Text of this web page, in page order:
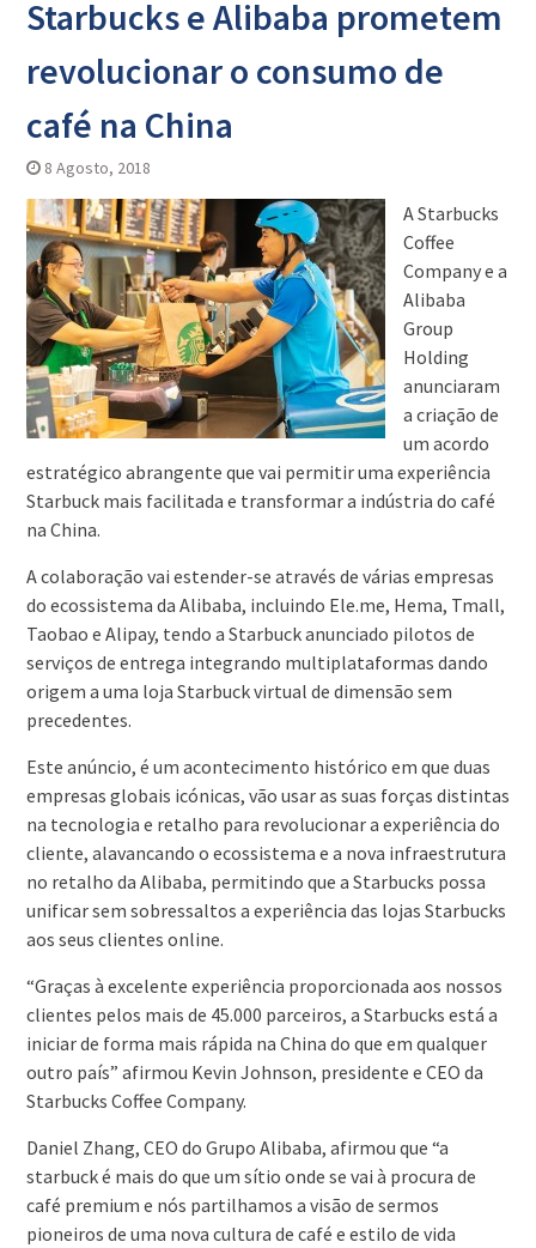
Starbucks e Alibaba prometem
revolucionar o consumo de
café na China
8 Agosto, 2018
A Starbucks
Coffee
Company e a
Alibaba
Group
Holding
anunciaram
a criação de
um acordo
estratégico abrangente que vai permitir uma experiência
Starbuck mais facilitada e transformar a indústria do café
na China.
A colaboração vai estender-se através de várias empresas
do ecossistema da Alibaba, incluindo Ele.me, Hema, Tmall,
Taobao e Alipay, tendo a Starbuck anunciado pilotos de
serviços de entrega integrando multiplataformas dando
origem a uma loja Starbuck virtual de dimensão sem
precedentes.
Este anúncio, é um acontecimento histórico em que duas
empresas globais icónicas, vão usar as suas forças distintas
na tecnologia e retalho para revolucionar a experiência do
cliente, alavancando o ecossistema e a nova infraestrutura
no retalho da Alibaba, permitindo que a Starbucks possa
unificar sem sobressaltos a experiência das lojas Starbucks
aos seus clientes online.
“Graças à excelente experiência proporcionada aos nossos
clientes pelos mais de 45.000 parceiros, a Starbucks está a
iniciar de forma mais rápida na China do que em qualquer
outro país” afirmou Kevin Johnson, presidente e CEO da
Starbucks Coffee Company.
Daniel Zhang, CEO do Grupo Alibaba, afirmou que “a
starbuck é mais do que um sítio onde se vai à procura de
café premium e nós partilhamos a visão de sermos
pioneiros de uma nova cultura de café e estilo de vida